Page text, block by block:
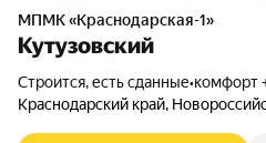
МПМК «Краснодарская-1»
Кутузовский
Строится, есть сданные•комфорт
Краснодарский край,